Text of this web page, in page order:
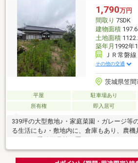
付インターホン、全居室フローリング、パ
の収納庫）、ウォークインクローゼット、
ー、平坦地
1,790万円
間取り 7SDK
建物面積
土地面積
築年月 1992年
ＪＲ常磐
その他の交通
茨城県笠間
平屋 駐車場あり
所有権
即入居可
339坪の大型敷地♪・家庭菜園・ガレージ等
る生活にも♪・敷地内に、倉庫もあり、農機
定道路につき、土地を分割してスープの冷
宅等も可能♪